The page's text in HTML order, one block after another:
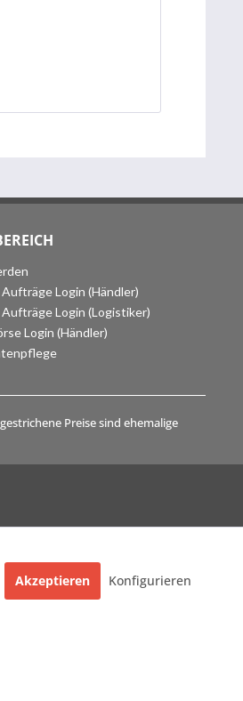
Login (Händler)
Login (Logistiker)
Login (Händler)
Preise sind ehemalige
Akzeptieren Konfigurieren